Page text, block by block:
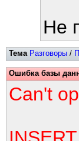
Не
Тема Разговоры /
Ошибка базы
Can't